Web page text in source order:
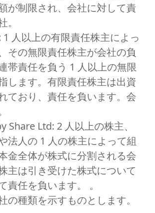
が制限され、会社に対して責
。
1 人以上の有限責任株主によっ
その無限責任株主が会社の負
帯責任を負う 1 人以上の無限
します。有限責任株主は出資
ており、責任を負います。会
Share Ltd: 2 人以上の株主、
法人の 1 人の株主によって組
金全体が株式に分割される会
主は引き受けた株式について
責任を負います。 。
の種類を示すものとします。